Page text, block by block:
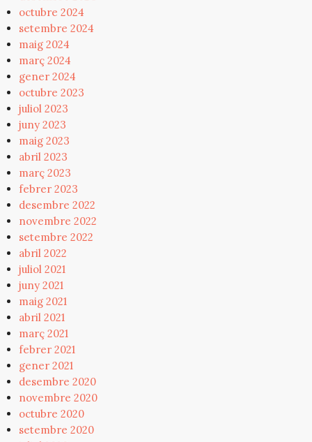
octubre 2024
setembre 2024
maig 2024
març 2024
gener 2024
octubre 2023
juliol 2023
juny 2023
maig 2023
abril 2023
març 2023
febrer 2023
desembre 2022
novembre 2022
setembre 2022
abril 2022
juliol 2021
juny 2021
maig 2021
abril 2021
març 2021
febrer 2021
gener 2021
desembre 2020
novembre 2020
octubre 2020
setembre 2020